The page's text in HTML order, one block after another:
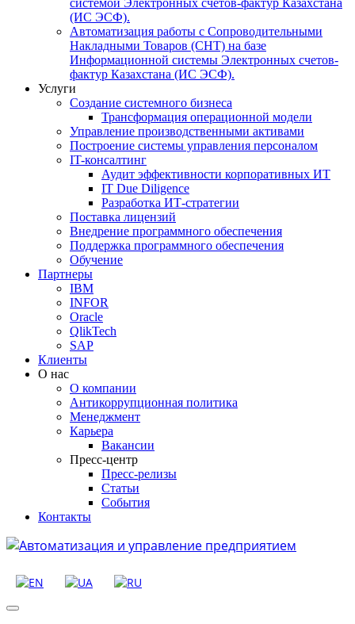
системой Электронных счетов-фактур Казахстана
(ИС ЭСФ).
Автоматизация работы с Сопроводительными
Накладными Товаров (СНТ) на базе
Информационной системы Электронных счетов-
фактур Казахстана (ИС ЭСФ).
Услуги
Создание системного бизнеса
Трансформация операционной модели
Управление производственными активами
Построение системы управления персоналом
IT-консалтинг
Аудит эффективности корпоративных ИТ
IT Due Diligence
Разработка ИТ-стратегии
Поставка лицензий
Внедрение программного обеспечения
Поддержка программного обеспечения
Обучение
Партнеры
IBM
INFOR
Oracle
QlikTech
SAP
Клиенты
О нас
О компании
Антикоррупционная политика
Менеджмент
Карьера
Вакансии
Пресс-центр
Пресс-релизы
Статьи
События
Контакты